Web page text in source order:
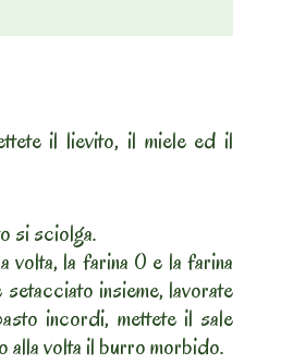
il lievito, il miele ed il
si sciolga.
volta, la farina 0 e la farina
setacciato insieme, lavorate
incordi, mettete il sale
alla volta il burro morbido.